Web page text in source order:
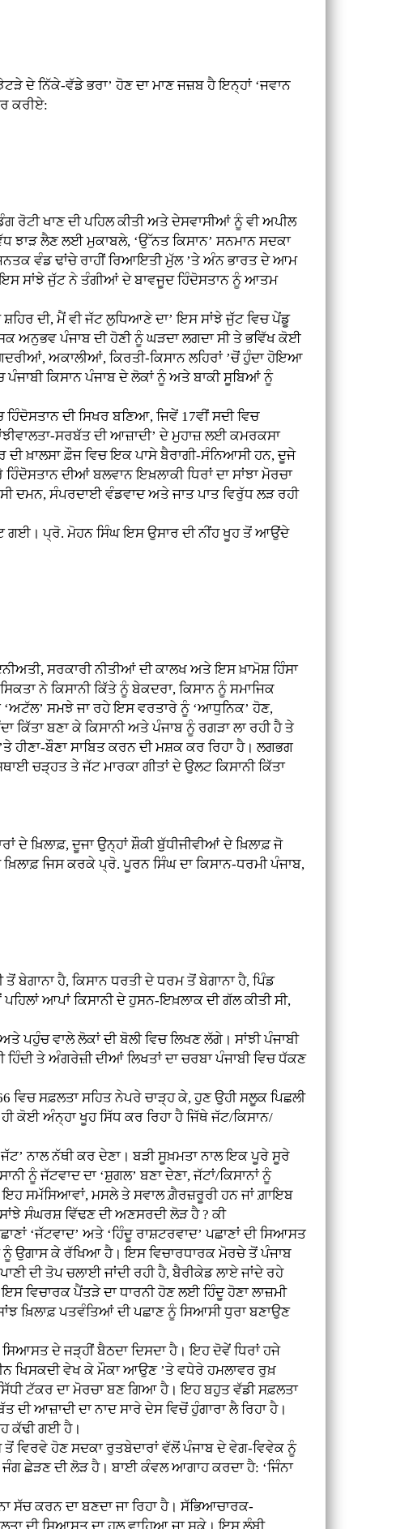
ਦੇ ਨਿੱਕੇ-ਵੱਡੇ ਭਰਾ’ ਹੋਣ ਦਾ ਮਾਣ ਜਜ਼ਬ ਹੈ ਇਨ੍ਹਾਂ ‘ਜਵਾਨ
ਕਰੀਏ:
ਰੋਟੀ ਖਾਣ ਦੀ ਪਹਿਲ ਕੀਤੀ ਅਤੇ ਦੇਸਵਾਸੀਆਂ ਨੂੰ ਵੀ ਅਪੀਲ
ਝਾੜ ਲੈਣ ਲਈ ਮੁਕਾਬਲੇ, ‘ਉੱਨਤ ਕਿਸਾਨ’ ਸਨਮਾਨ ਸਦਕਾ
ਵੰਡ ਢਾਂਚੇ ਰਾਹੀਂ ਰਿਆਇਤੀ ਮੁੱਲ ’ਤੇ ਅੰਨ ਭਾਰਤ ਦੇ ਆਮ
ਇਸ ਸਾਂਝੇ ਜੁੱਟ ਨੇ ਤੰਗੀਆਂ ਦੇ ਬਾਵਜੂਦ ਹਿੰਦੋਸਤਾਨ ਨੂੰ ਆਤਮ
ਦੀ, ਮੈਂ ਵੀ ਜੱਟ ਲੁਧਿਆਣੇ ਦਾ’ ਇਸ ਸਾਂਝੇ ਜੁੱਟ ਵਿਚ ਪੇਂਡੂ
ਅਨੁਭਵ ਪੰਜਾਬ ਦੀ ਹੋਣੀ ਨੂੰ ਘੜਦਾ ਲਗਦਾ ਸੀ ਤੇ ਭਵਿੱਖ ਕੋਈ
ਅਕਾਲੀਆਂ, ਕਿਰਤੀ-ਕਿਸਾਨ ਲਹਿਰਾਂ ’ਚੋਂ ਹੁੰਦਾ ਹੋਇਆ
ਕਿਸਾਨ ਪੰਜਾਬ ਦੇ ਲੋਕਾਂ ਨੂੰ ਅਤੇ ਬਾਕੀ ਸੂਬਿਆਂ ਨੂੰ
ਦੀ ਸਿਖਰ ਬਣਿਆ, ਜਿਵੇਂ 17ਵੀਂ ਸਦੀ ਵਿਚ
ਸਰਬੱਤ ਦੀ ਆਜ਼ਾਦੀ’ ਦੇ ਮੁਹਾਜ਼ ਲਈ ਕਮਰਕਸਾ
ਖ਼ਾਲਸਾ ਫ਼ੌਜ ਵਿਚ ਇਕ ਪਾਸੇ ਬੈਰਾਗੀ-ਸੰਨਿਆਸੀ ਹਨ, ਦੂਜੇ
ਦੀਆਂ ਬਲਵਾਨ ਇਖ਼ਲਾਕੀ ਧਿਰਾਂ ਦਾ ਸਾਂਝਾ ਮੋਰਚਾ
ਦਮਨ, ਸੰਪਰਦਾਈ ਵੰਡਵਾਦ ਅਤੇ ਜਾਤ ਪਾਤ ਵਿਰੁੱਧ ਲੜ ਰਹੀ
ਗਈ। ਪ੍ਰੋ. ਮੋਹਨ ਸਿੰਘ ਇਸ ਉਸਾਰ ਦੀ ਨੀਂਹ ਖੂਹ ਤੋਂ ਆਉਂਦੇ
ਸਰਕਾਰੀ ਨੀਤੀਆਂ ਦੀ ਕਾਲਖ ਅਤੇ ਇਸ ਖ਼ਾਮੋਸ਼ ਹਿੰਸਾ
ਨੇ ਕਿਸਾਨੀ ਕਿੱਤੇ ਨੂੰ ਬੇਕਦਰਾ, ਕਿਸਾਨ ਨੂੰ ਸਮਾਜਿਕ
ਸਮਝੇ ਜਾ ਰਹੇ ਇਸ ਵਰਤਾਰੇ ਨੂੰ ‘ਆਧੁਨਿਕ’ ਹੋਣ,
ਕਿੱਤਾ ਬਣਾ ਕੇ ਕਿਸਾਨੀ ਅਤੇ ਪੰਜਾਬ ਨੂੰ ਰਗੜਾ ਲਾ ਰਹੀ ਹੈ ਤੇ
ਹੀਣਾ-ਬੌਣਾ ਸਾਬਿਤ ਕਰਨ ਦੀ ਮਸ਼ਕ ਕਰ ਰਿਹਾ ਹੈ। ਲਗਭਗ
ਚੜ੍ਹਤ ਤੇ ਜੱਟ ਮਾਰਕਾ ਗੀਤਾਂ ਦੇ ਉਲਟ ਕਿਸਾਨੀ ਕਿੱਤਾ
ਦੇ ਖ਼ਿਲਾਫ਼, ਦੂਜਾ ਉਨ੍ਹਾਂ ਸ਼ੌਕੀ ਬੁੱਧੀਜੀਵੀਆਂ ਦੇ ਖ਼ਿਲਾਫ਼ ਜੋ
ਜਿਸ ਕਰਕੇ ਪ੍ਰੋ. ਪੂਰਨ ਸਿੰਘ ਦਾ ਕਿਸਾਨ-ਧਰਮੀ ਪੰਜਾਬ,
ਹੈ, ਕਿਸਾਨ ਧਰਤੀ ਦੇ ਧਰਮ ਤੋਂ ਬੇਗਾਨਾ ਹੈ, ਪਿੰਡ
ਆਪਾਂ ਕਿਸਾਨੀ ਦੇ ਹੁਸਨ-ਇਖ਼ਲਾਕ ਦੀ ਗੱਲ ਕੀਤੀ ਸੀ,
ਵਾਲੇ ਲੋਕਾਂ ਦੀ ਬੋਲੀ ਵਿਚ ਲਿਖਣ ਲੱਗੇ। ਸਾਂਝੀ ਪੰਜਾਬੀ
ਹਿੰਦੀ ਤੇ ਅੰਗਰੇਜ਼ੀ ਦੀਆਂ ਲਿਖਤਾਂ ਦਾ ਚਰਬਾ ਪੰਜਾਬੀ ਵਿਚ ਧੱਕਣ
ਵਿਚ ਸਫ਼ਲਤਾ ਸਹਿਤ ਨੇਪਰੇ ਚਾੜ੍ਹ ਕੇ, ਹੁਣ ਉਹੀ ਸਲੂਕ ਪਿਛਲੀ
ਕੋਈ ਅੰਨ੍ਹਾ ਖੂਹ ਸਿੱਧ ਕਰ ਰਿਹਾ ਹੈ ਜਿੱਥੇ ਜੱਟ/ਕਿਸਾਨ/
ਨਾਲ ਨੱਥੀ ਕਰ ਦੇਣਾ। ਬੜੀ ਸੂਖ਼ਮਤਾ ਨਾਲ ਇਕ ਪੂਰੇ ਸੂਰੇ
ਨੂੰ ਜੱਟਵਾਦ ਦਾ ‘ਸ਼ੁਗਲ’ ਬਣਾ ਦੇਣਾ, ਜੱਟਾਂ/ਕਿਸਾਨਾਂ ਨੂੰ
ਇਹ ਸਮੱਸਿਆਵਾਂ, ਮਸਲੇ ਤੇ ਸਵਾਲ ਗ਼ੈਰਜ਼ਰੂਰੀ ਹਨ ਜਾਂ ਗ਼ਾਇਬ
ਸੰਘਰਸ਼ ਵਿੱਢਣ ਦੀ ਅਣਸਰਦੀ ਲੋੜ ਹੈ ? ਕੀ
‘ਜੱਟਵਾਦ’ ਅਤੇ ‘ਹਿੰਦੂ ਰਾਸ਼ਟਰਵਾਦ’ ਪਛਾਣਾਂ ਦੀ ਸਿਆਸਤ
ਨੂੰ ਉਗਾਸ ਕੇ ਰੱਖਿਆ ਹੈ। ਇਸ ਵਿਚਾਰਧਾਰਕ ਮੋਰਚੇ ਤੋਂ ਪੰਜਾਬ
ਦੀ ਤੋਪ ਚਲਾਈ ਜਾਂਦੀ ਰਹੀ ਹੈ, ਬੈਰੀਕੇਡ ਲਾਏ ਜਾਂਦੇ ਰਹੇ
ਵਿਚਾਰਕ ਪੈਂਤੜੇ ਦਾ ਧਾਰਨੀ ਹੋਣ ਲਈ ਹਿੰਦੂ ਹੋਣਾ ਲਾਜ਼ਮੀ
ਖ਼ਿਲਾਫ਼ ਪਤਵੰਤਿਆਂ ਦੀ ਪਛਾਣ ਨੂੰ ਸਿਆਸੀ ਧੁਰਾ ਬਣਾਉਣ
ਦੇ ਜੜ੍ਹੀਂ ਬੈਠਦਾ ਦਿਸਦਾ ਹੈ। ਇਹ ਦੋਵੇਂ ਧਿਰਾਂ ਹਜੇ
ਖਿਸਕਦੀ ਵੇਖ ਕੇ ਮੌਕਾ ਆਉਣ ’ਤੇ ਵਧੇਰੇ ਹਮਲਾਵਰ ਰੁਖ਼
ਟੱਕਰ ਦਾ ਮੋਰਚਾ ਬਣ ਗਿਆ ਹੈ। ਇਹ ਬਹੁਤ ਵੱਡੀ ਸਫ਼ਲਤਾ
ਆਜ਼ਾਦੀ ਦਾ ਨਾਦ ਸਾਰੇ ਦੇਸ ਵਿਚੋਂ ਹੁੰਗਾਰਾ ਲੈ ਰਿਹਾ ਹੈ।
ਕੱਢੀ ਗਈ ਹੈ।
ਵਿਰਵੇ ਹੋਣ ਸਦਕਾ ਰੁਤਬੇਦਾਰਾਂ ਵੱਲੋਂ ਪੰਜਾਬ ਦੇ ਵੇਗ-ਵਿਵੇਕ ਨੂੰ
ਛੇੜਣ ਦੀ ਲੋੜ ਹੈ। ਬਾਈ ਕੰਵਲ ਆਗਾਹ ਕਰਦਾ ਹੈ: ‘ਜਿੰਨਾ
ਕਰਨ ਦਾ ਬਣਦਾ ਜਾ ਰਿਹਾ ਹੈ। ਸੱਭਿਆਚਾਰਕ-
ਦੀ ਸਿਆਸਤ ਦਾ ਹਲ ਵਾਹਿਆ ਜਾ ਸਕੇ। ਇਸ ਲੰਬੀ